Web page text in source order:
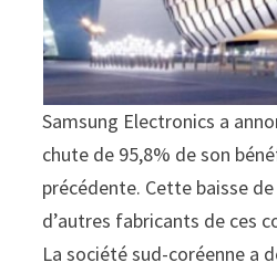
Samsung Electronics a
chute de 95,8% de son
précédente. Cette baisse
d’autres fabricants de ces
La société sud-coréenne a